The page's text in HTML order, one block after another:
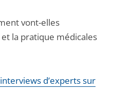
vont-elles
la pratique médicales
d’experts sur